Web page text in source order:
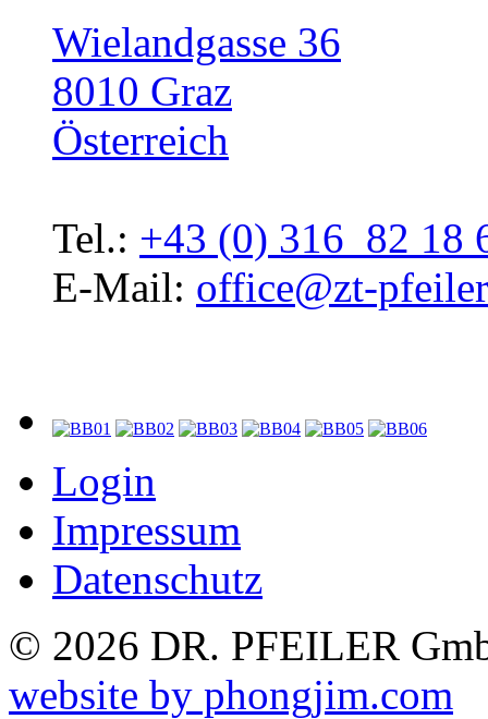
Wielandgasse 36
8010 Graz
Österreich
Tel.: +43 (0) 316 82 18
E-Mail: office@zt-
Login
Impressum
Datenschutz
© 2026 DR. PFEILER
website by phongjim.com